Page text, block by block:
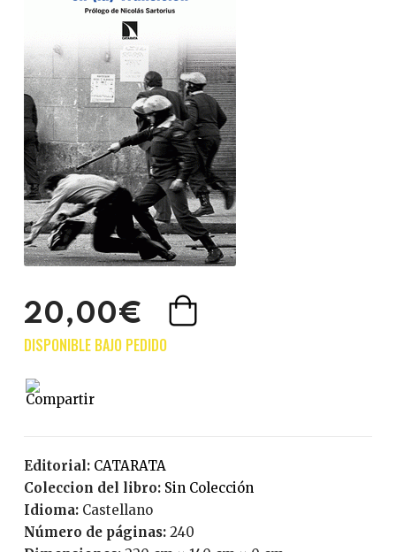
20,00€
Editorial:
CATARATA
Coleccion del libro:
Sin Colección
Idioma:
Castellano
Número de páginas:
240